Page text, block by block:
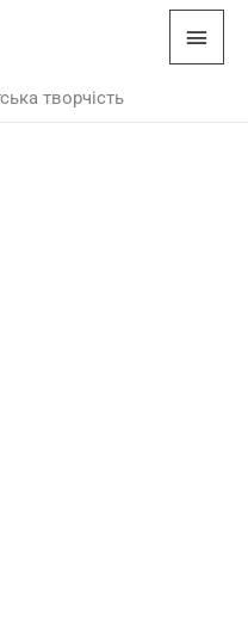
творчість